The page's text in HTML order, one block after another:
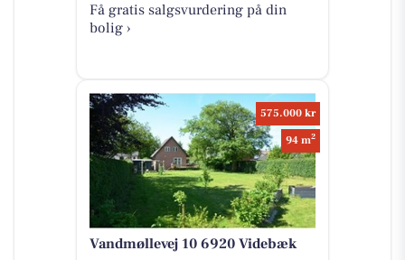
Få gratis salgsvurdering på din
bolig ›
575.000 kr
94 m2
Vandmøllevej 10 6920 Videbæk